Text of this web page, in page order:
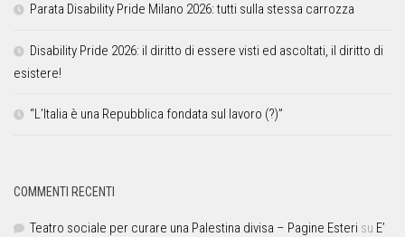
Parata Disability Pride Milano 2026: tutti sulla stessa carrozza
Disability Pride 2026: il diritto di essere visti ed ascoltati, il diritto di
esistere!
“L’Italia è una Repubblica fondata sul lavoro (?)”
COMMENTI RECENTI
Teatro sociale per curare una Palestina divisa – Pagine Esteri su E’